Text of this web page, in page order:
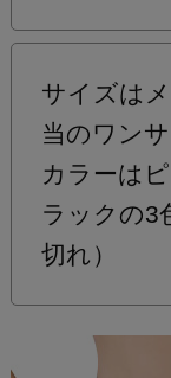
サイズは
当のワンサ
カラーは
ラックの3
切れ）